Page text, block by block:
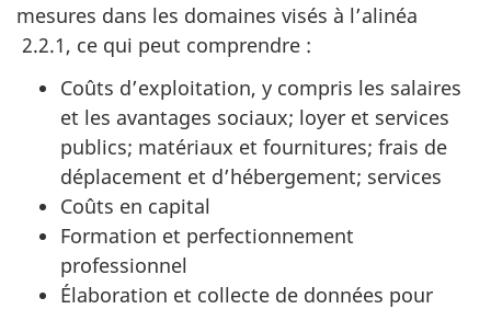
mesures dans les domaines visés à l’alinéa
2.2.1, ce qui peut comprendre :
Coûts d’exploitation, y compris les salaires
et les avantages sociaux; loyer et services
publics; matériaux et fournitures; frais de
déplacement et d’hébergement; services
Coûts en capital
Formation et perfectionnement
professionnel
Élaboration et collecte de données pour